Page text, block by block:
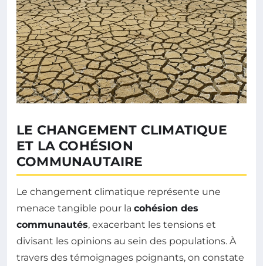
LE CHANGEMENT CLIMATIQUE
ET LA COHÉSION
COMMUNAUTAIRE
Le changement climatique représente une
menace tangible pour la cohésion des
communautés, exacerbant les tensions et
divisant les opinions au sein des populations. À
travers des témoignages poignants, on constate